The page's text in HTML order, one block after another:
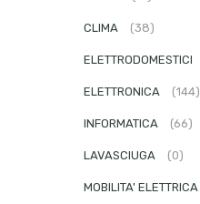
CLIMA (38)
ELETTRODOMESTICI
ELETTRONICA (144)
INFORMATICA (66)
LAVASCIUGA (0)
MOBILITA' ELETTRICA